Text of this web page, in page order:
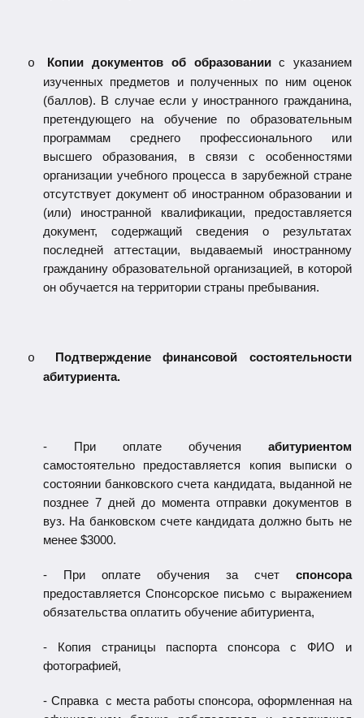
o Копии документов об образованиис указанием
изученных предметов и полученных по ним оценок
(баллов). В случае если у иностранного гражданина,
претендующего на обучение по образовательным
программам среднего профессионального или
высшего образования, в связи с особенностями
организации учебного процесса в зарубежной стране
отсутствует документ об иностранном образовании и
(или) иностранной квалификации, предоставляется
документ, содержащий сведения о результатах
последней аттестации, выдаваемый иностранному
гражданину образовательной организацией, в которой
он обучается на территории страны пребывания.
o
Подтверждение финансовой состоятельности
абитуриента.
- При оплате обучения абитуриентом
самостоятельно предоставляется копия выписки о
состоянии банковского счета кандидата, выданной не
позднее 7 дней до момента отправки документов в
вуз. На банковском счете кандидата должно быть не
менее $3000.
- При оплате обучения за счет спонсора
предоставляется Спонсорское письмо с выражением
обязательства оплатить обучение абитуриента,
- Копия страницы паспорта спонсора с ФИО и
фотографией,
- Справка с места работы спонсора, оформленная на